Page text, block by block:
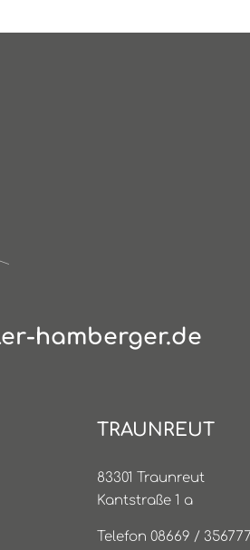
hamberger.de
TRAUNREUT
83301 Traunreut
Kantstraße 1 a
Telefon 08669 /